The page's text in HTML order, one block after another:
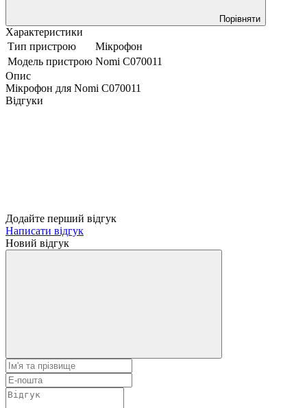
Порівняти
Характеристики
Тип пристрою
Мікрофон
Модель пристрою Nomi C070011
Опис
Мікрофон для Nomi C070011
Відгуки
Додайте перший відгук
Написати відгук
Новий відгук